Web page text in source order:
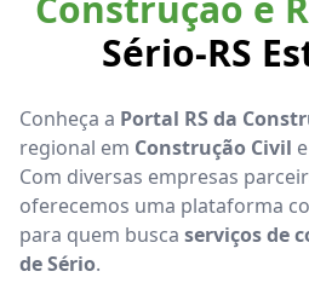
Sério-RS
Conheça a Portal RS da
regional em Construção Civil
Com diversas empresas
oferecemos uma plataforma
para quem busca serviços de
de Sério.